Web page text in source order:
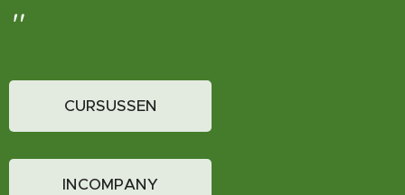
"
CURSUSSEN
INCOMPANY